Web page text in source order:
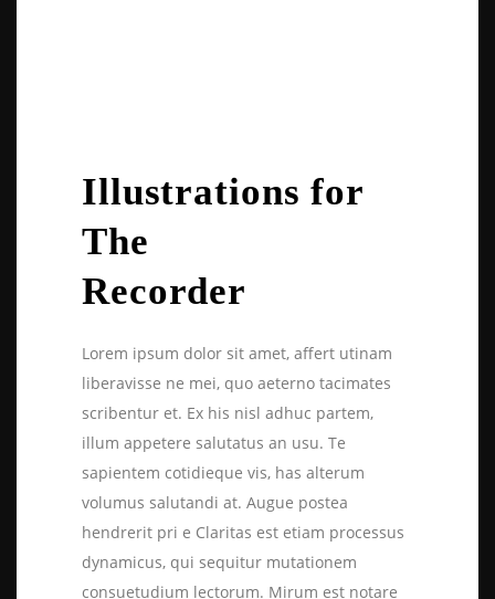
Illustrations for
The
Recorder
Lorem ipsum dolor sit amet, affert utinam
liberavisse ne mei, quo aeterno tacimates
scribentur et. Ex his nisl adhuc partem,
illum appetere salutatus an usu. Te
sapientem cotidieque vis, has alterum
volumus salutandi at. Augue postea
hendrerit pri e Claritas est etiam processus
dynamicus, qui sequitur mutationem
consuetudium lectorum. Mirum est notare